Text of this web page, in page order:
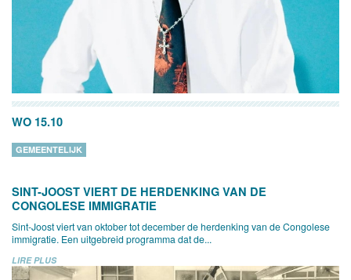
WO 15.10
GEMEENTELIJK
SINT-JOOST VIERT DE HERDENKING VAN DE
CONGOLESE IMMIGRATIE
Sint-Joost viert van oktober tot december de herdenking van de Congolese
immigratie. Een uitgebreid programma dat de...
LIRE PLUS